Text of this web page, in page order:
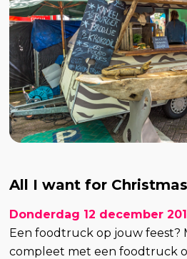
All I want for Christmas
Donderdag 12 december
Een foodtruck op jouw feest?
compleet met een foodtruck